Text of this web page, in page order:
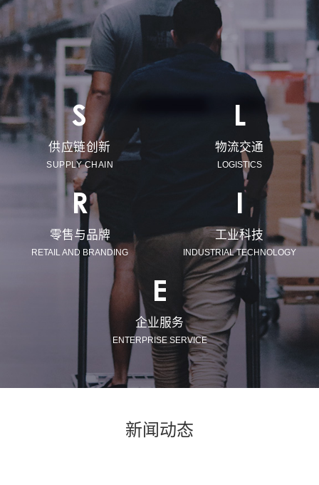
S
供应链创新
SUPPLY CHAIN
L
物流交通
LOGISTICS
R
零售与品牌
RETAIL AND BRANDING
I
工业科技
INDUSTRIAL TECHNOLOGY
E
企业服务
ENTERPRISE SERVICE
新闻动态